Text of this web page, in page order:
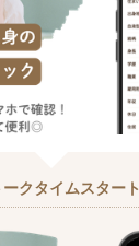
ークタイムスタート